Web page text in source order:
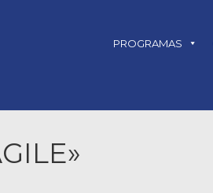
PROGRAMAS